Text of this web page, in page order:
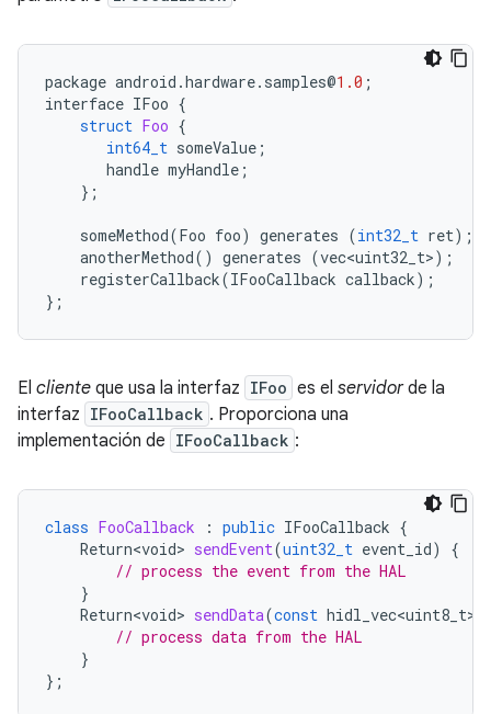
package android .hardware. samples@1.0 ;
interface IFoo {
struct Foo {
int64_t someValue ;
handle myHandle ;
};
someMethod(Foo foo) generates (int32_t ret);
anotherMethod() generates (vec<uint32_t>);
registerCallback(IFooCallback callback);
};
El cliente que usa la interfaz IFoo es el servidorde la
interfaz IFooCallback . Proporciona una
implementación de IFooCallback :
class FooCallback : public IFooCallback {
Return<void> sendEvent(uint32_t event_id)
{
// process the event from the HAL
}
Return<void> sendData(const hidl_vec<uint8_t>
// process data from the HAL
}
};